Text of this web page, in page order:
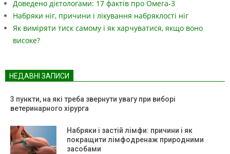
Доведено дієтологами: 17 фактів про Омега-3
Набряки ніг, причини і лікування набряклості ніг
Як виміряти тиск самому і як харчуватися, якщо воно
високе?
НЕДАВНІ ЗАПИСИ
3 пункти, на які треба звернути увагу при виборі
ветеринарного хірурга
Набряки і застій лімфи: причини і як
покращити лімфодренаж природними
засобами